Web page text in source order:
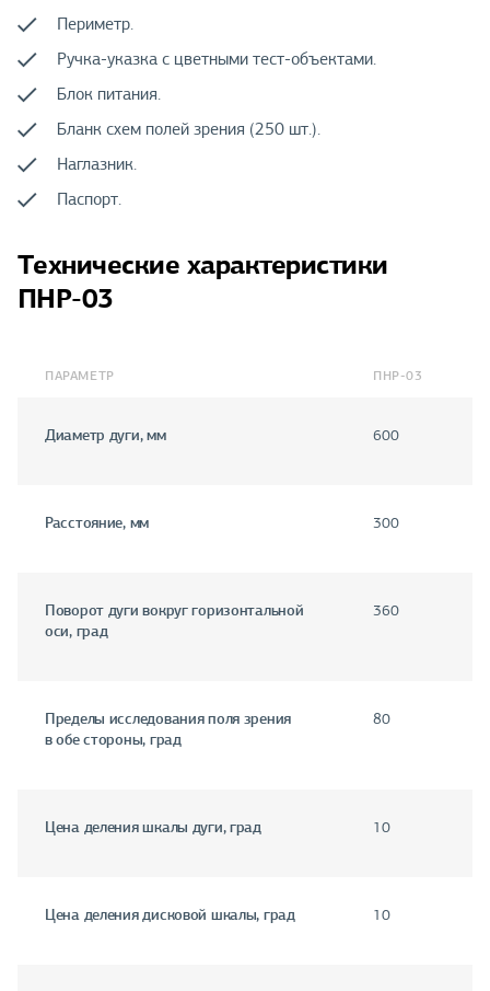
Периметр.
Ручка-указка с цветными тест-объектами.
Блок питания.
Бланк схем полей зрения (250 шт.).
Наглазник.
Паспорт.
Технические характеристики
ПНР-03
ПАРАМЕТР ПНР-03
Диаметр дуги, мм 600
Расстояние, мм 300
Поворот дуги вокруг горизонтальной
оси, град
360
Пределы исследования поля зрения
в обе стороны, град
80
Цена деления шкалы дуги, град 10
Цена деления дисковой шкалы, град 10